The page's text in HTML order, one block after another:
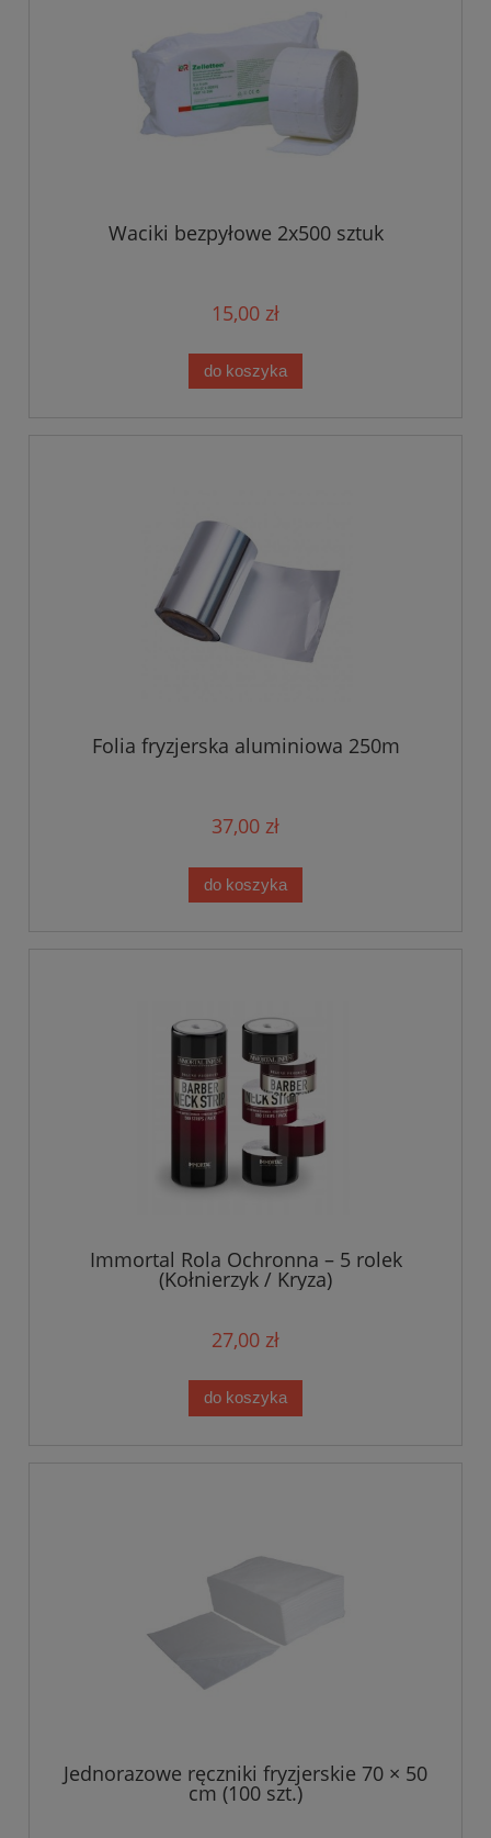
Waciki bezpyłowe 2x500 sztuk
15,00 zł
do koszyka
Folia fryzjerska aluminiowa 250m
37,00 zł
do koszyka
Immortal Rola Ochronna – 5 rolek
(Kołnierzyk / Kryza)
27,00 zł
do koszyka
Jednorazowe ręczniki fryzjerskie 70 × 50
cm (100 szt.)